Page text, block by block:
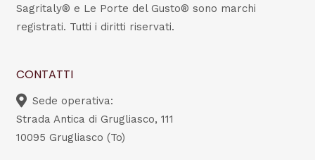
Sagritaly® e Le Porte del Gusto® sono marchi
registrati. Tutti i diritti riservati.
CONTATTI
Sede operativa:
Strada Antica di Grugliasco, 111
10095 Grugliasco (To)